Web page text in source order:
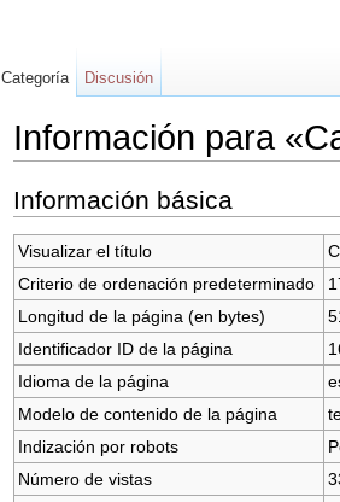
Información para
Información básica
Visualizar el título
Criterio de ordenación predeterminado
Longitud de la página (en bytes)
Identificador ID de la página
Idioma de la página
Modelo de contenido de la página
Indización por robots
Número de vistas
Categoría Discusión